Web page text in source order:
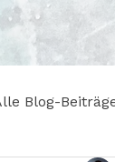
Blog-